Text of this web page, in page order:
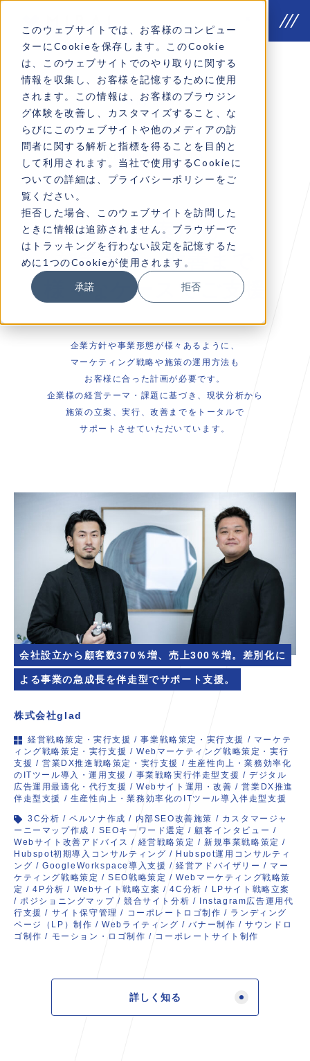
このウェブサイトでは、お客様のコンピュー
ターにCookieを保存します。このCookie
は、このウェブサイトでのやり取りに関する
情報を収集し、お客様を記憶するために使用
されます。この情報は、お客様のブラウジン
グ体験を改善し、カスタマイズすること、な
らびにこのウェブサイトや他のメディアの訪
問者に関する解析と指標を得ることを目的と
して利用されます。当社で使用するCookieに
ついての詳細は、プライバシーポリシーをご
覧ください。
拒否した場合、このウェブサイトを訪問した
ときに情報は追跡されません。ブラウザーで
はトラッキングを行わない設定を記憶するた
めに1つのCookieが使用されます。
承諾 拒否
Why we do
VOICE
Company introduction
戦略立案から
施策実行・改善まで
様々なケースでご支援
企業方針や事業形態が様々あるように、
マーケティング戦略や施策の運用方法も
お客様に合った計画が必要です。
企業様の経営テーマ・課題に基づき、現状分析から
施策の立案、実行、改善までをトータルで
サポートさせていただいています。
会社設立から顧客数370％増、売上300％増。差別化に
よる事業の急成長を伴走型でサポート支援。
株式会社glad
経営戦略策定・実行支援 /事業戦略策定・実行支援 / マーケテ
ィング戦略策定・実行支援 /Webマーケティング戦略策定・実行
支援 /営業DX推進戦略策定・実行支援 / 生産性向上・業務効率化
のITツール導入・運用支援 / 事業戦略実行伴走型支援 /デジタル
広告運用最適化・代行支援 /Webサイト運用・改善 /営業DX推進
伴走型支援 / 生産性向上・業務効率化のITツール導入伴走型支援
3C分析 /ペルソナ作成 / 内部SEO改善施策 / カスタマージャ
ーニーマップ作成 / SEOキーワード選定 /顧客インタビュー /
Webサイト改善アドバイス / 経営戦略策定 /新規事業戦略策定 /
Hubspot初期導入コンサルティング / Hubspot運用コンサルティ
ング /GoogleWorkspace導入支援 /経営アドバイザリー / マー
ケティング戦略策定 /SEO戦略策定 /Webマーケティング戦略策
定 /4P分析 / Webサイト戦略立案 /4C分析 / LPサイト戦略立案
/ポジショニングマップ /競合サイト分析 / Instagram広告運用代
行支援 / サイト保守管理 / コーポレートロゴ制作 / ランディング
ページ（LP）制作 /Webライティング /バナー制作 /サウンドロ
ゴ制作 / モーション・ロゴ制作 / コーポレートサイト制作
詳しく知る